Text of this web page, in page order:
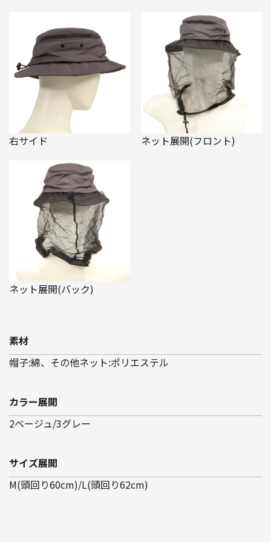
右サイド ネット展開(フロント)
ネット展開(バック)
素材
帽子:綿、その他ネット:ポリエステル
カラー展開
2ベージュ/3グレー
サイズ展開
M(頭回り60cm)/L(頭回り62cm)